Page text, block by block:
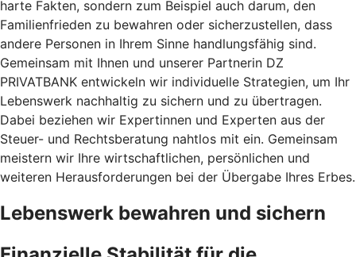
harte Fakten, sondern zum Beispiel auch darum, den
Familienfrieden zu bewahren oder sicherzustellen, dass
andere Personen in Ihrem Sinne handlungsfähig sind.
Gemeinsam mit Ihnen und unserer Partnerin DZ
PRIVATBANK entwickeln wir individuelle Strategien, um Ihr
Lebenswerk nachhaltig zu sichern und zu übertragen.
Dabei beziehen wir Expertinnen und Experten aus der
Steuer- und Rechtsberatung nahtlos mit ein. Gemeinsam
meistern wir Ihre wirtschaftlichen, persönlichen und
weiteren Herausforderungen bei der Übergabe Ihres Erbes.
Lebenswerk bewahren und sichern